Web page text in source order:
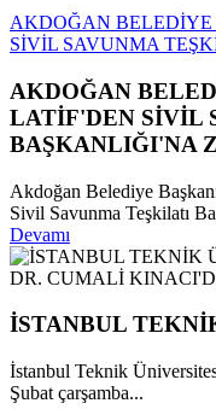
AKDOĞAN
SİVİL SAVUNMA
AKDOĞAN
LATİF'DEN SİVİL
BAŞKANLIĞI'NA
Akdoğan Belediye
Sivil Savunma Teşkilatı
Devamı
İSTANBUL
İstanbul Teknik
Şubat çarşamba...